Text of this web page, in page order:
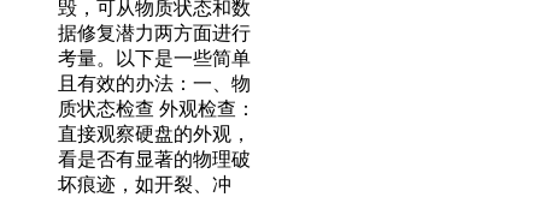
毁，可从物质状态和数
据修复潜力两方面进行
考量。以下是一些简单
且有效的办法：一、物
质状态检查 外观检查：
直接观察硬盘的外观，
看是否有显著的物理破
坏痕迹，如开裂、冲